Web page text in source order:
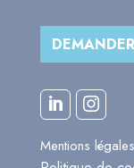
 
Mentions légales